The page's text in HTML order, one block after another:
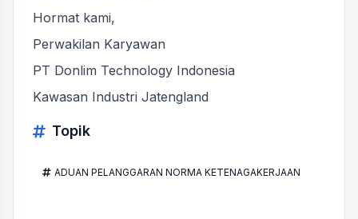
Hormat kami,
Perwakilan Karyawan
PT Donlim Technology Indonesia
Kawasan Industri Jatengland
Topik
ADUAN PELANGGARAN NORMA KETENAGAKERJAAN